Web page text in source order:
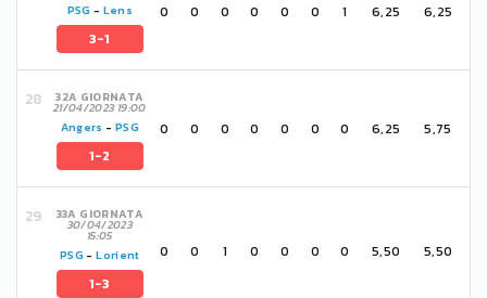
PSG - Lens
3-1
0 0 0 0 0 0 1 6,25 6,25
32A GIORNATA
21/04/2023 19:00
Angers - PSG
1-2
0 0 0 0 0 0 0 6,25 5,75
33A GIORNATA
30/04/2023
15:05
PSG -Lorient
1-3
0 0 1 0 0 0 0 5,50 5,50